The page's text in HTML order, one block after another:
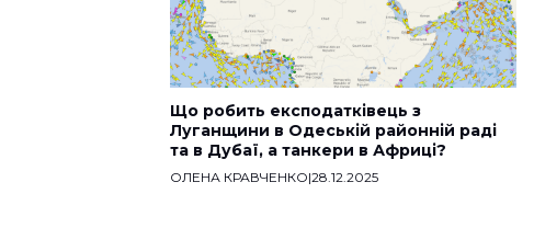
Що робить експодатківець з
Луганщини в Одеській районній раді
та в Дубаї, а танкери в Африці?
ОЛЕНА КРАВЧЕНКО|28.12.2025